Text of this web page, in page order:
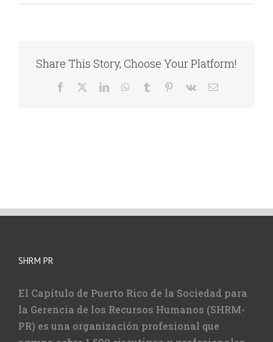
Share This Story, Choose Your Platform!
Facebook LinkedInWhatsApp
Tumblr Pinterest
Vk
Correo
SHRM PR
El Capítulo de Puerto Rico de la Sociedad para
la Gerencia de los Recursos Humanos (SHRM-
PR) es una organización profesional que